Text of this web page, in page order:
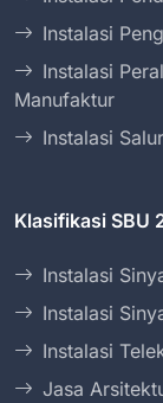
Instalasi
Instalasi
Manufaktur
Instalasi
Klasifikasi SBU
Instalasi
Instalasi
Instalasi
Jasa